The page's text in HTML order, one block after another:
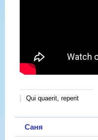
Qui quaerit, reperit
Саня